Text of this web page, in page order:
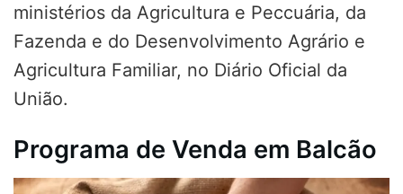
ministérios da Agricultura e Peccuária, da
Fazenda e do Desenvolvimento Agrário e
Agricultura Familiar, no Diário Oficial da
União.
Programa de Venda em Balcão